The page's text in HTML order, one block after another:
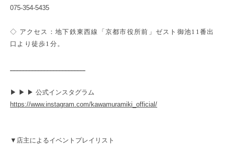
075-354-5435
◇ アクセス：地下鉄東西線「京都市役所前」ゼスト御池11番出
口より徒歩1分。
▶︎ ▶︎ ▶︎ 公式インスタグラム
https://www.instagram.com/kawamuramiki_official/
▼店主によるイベントプレイリスト